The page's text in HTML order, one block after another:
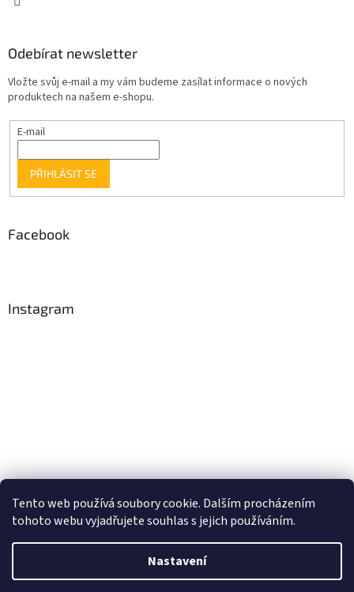
Tento web používá soubory cookie. Dalším procházením
tohoto webu vyjadřujete souhlas s jejich používáním.
Nastavení
Odebírat newsletter
Vložte svůj e-mail a my vám budeme zasílat informace o nových
produktech na našem e-shopu.
E-mail
PŘIHLÁSIT SE
Facebook
Instagram
Sledovat na Instagramu
Vytvořil Shoptet